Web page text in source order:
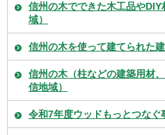
信州の木でできた木工品や
域）
信州の木を使って建てられた
信州の木（柱などの建築用材
信地域）
令和7年度ウッドもっとつなぐ